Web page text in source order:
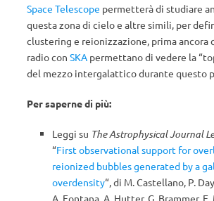
Space Telescope permetterà di studiare
questa zona di cielo e altre simili, per
clustering e reionizzazione, prima ancora
radio con SKA permettano di vedere la
del mezzo intergalattico durante questo
Per saperne di più:
Leggi su The Astrophysical Journal
“First observational support for
reionized bubbles generated by a
overdensity“, di M. Castellano, P.
A. Fontana, A. Hutter, G. Brammer, E.